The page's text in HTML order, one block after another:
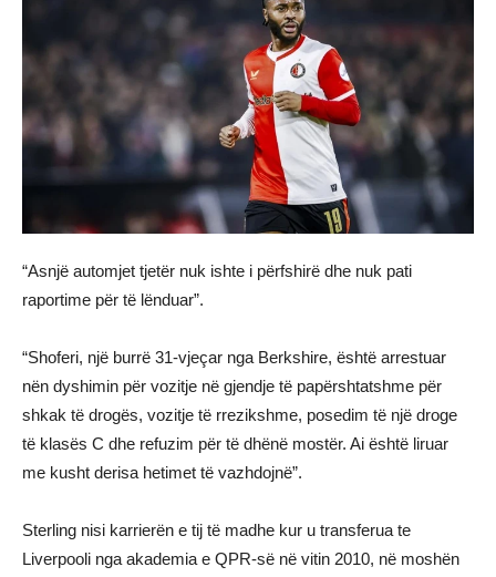
“Asnjë automjet tjetër nuk ishte i përfshirë dhe nuk pati
raportime për të lënduar”.
“Shoferi, një burrë 31-vjeçar nga Berkshire, është arrestuar
nën dyshimin për vozitje në gjendje të papërshtatshme për
shkak të drogës, vozitje të rrezikshme, posedim të një droge
të klasës C dhe refuzim për të dhënë mostër. Ai është liruar
me kusht derisa hetimet të vazhdojnë”.
Sterling nisi karrierën e tij të madhe kur u transferua te
Liverpooli nga akademia e QPR-së në vitin 2010, në moshën